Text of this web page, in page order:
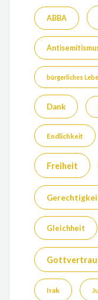
ABBA
bürgerliches
Dank
Endlichkeit
Freiheit
Gleichheit
Irak